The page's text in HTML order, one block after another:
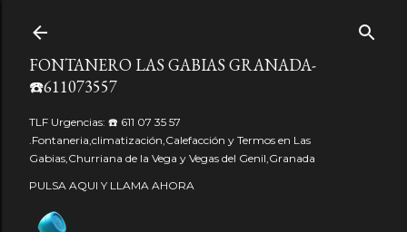
FONTANERO LAS GABIAS GRANADA-
☎️611073557
TLF Urgencias: ☎️ 611 07 35 57
.Fontaneria,climatización,Calefacción y Termos en Las
Gabias,Churriana de la Vega y Vegas del Genil,Granada
PULSA AQUI Y LLAMA AHORA